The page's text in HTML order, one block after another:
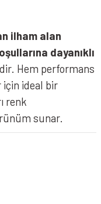
ilham alan
dayanıklı
Hem performans
ideal bir
renk
sunar.